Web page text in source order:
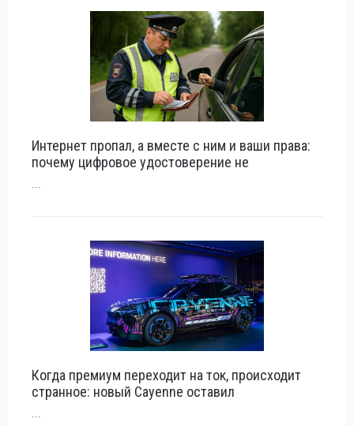
Интернет пропал, а вместе с ним и ваши права:
почему цифровое удостоверение не
...
Когда премиум переходит на ток, происходит
странное: новый Cayenne оставил
...